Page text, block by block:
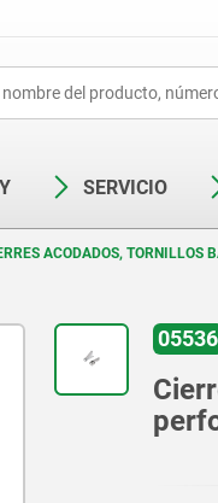
SERVICIO
ACODADOS, TORNILLOS
05536